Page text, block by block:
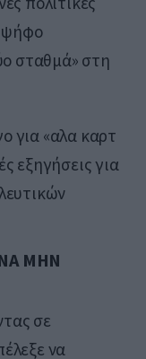
ψήφο
σταθμά» στη
για «αλα καρτ
εξηγήσεις για
ΜΗΝ
σε
να